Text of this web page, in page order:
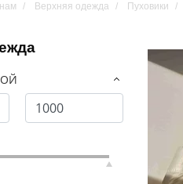
Верхняя одежда Пуховики